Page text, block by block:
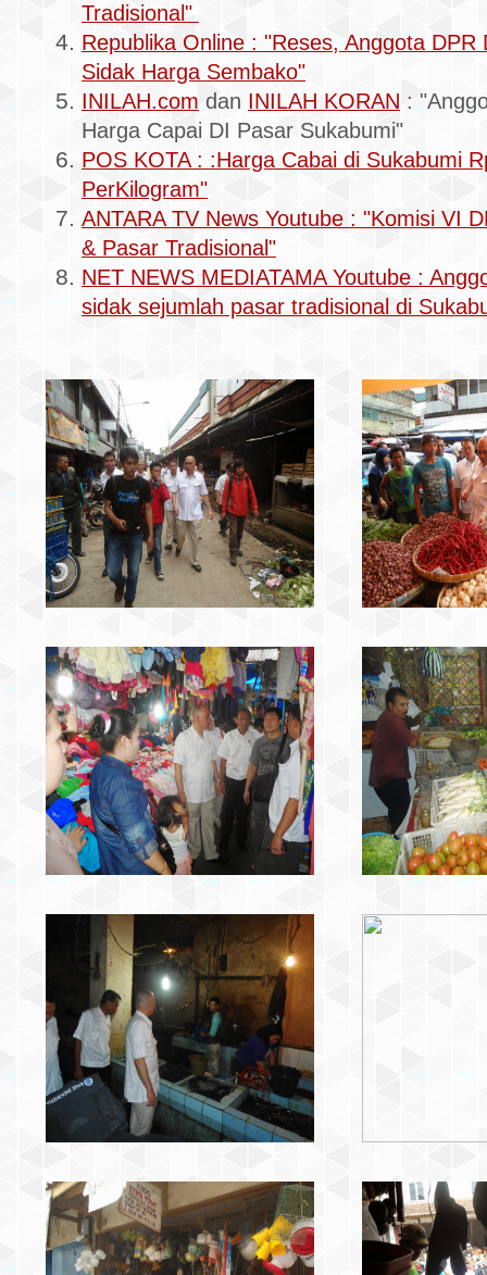
Tradisional"
Republika Online : "Reses, Anggota DPR
Sidak Harga Sembako"
INILAH.com dan INILAH KORAN :
Harga Capai DI Pasar Sukabumi"
POS KOTA : :Harga Cabai di Sukabumi
PerKilogram"
ANTARA TV News Youtube : "Komisi VI
& Pasar Tradisional"
NET NEWS MEDIATAMA Youtube :
sidak sejumlah pasar tradisional di